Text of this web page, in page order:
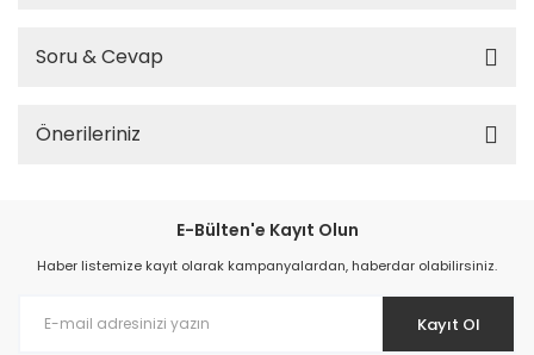
Soru & Cevap
Önerileriniz
E-Bülten'e Kayıt Olun
Haber listemize kayıt olarak kampanyalardan, haberdar olabilirsiniz.
Kayıt Ol